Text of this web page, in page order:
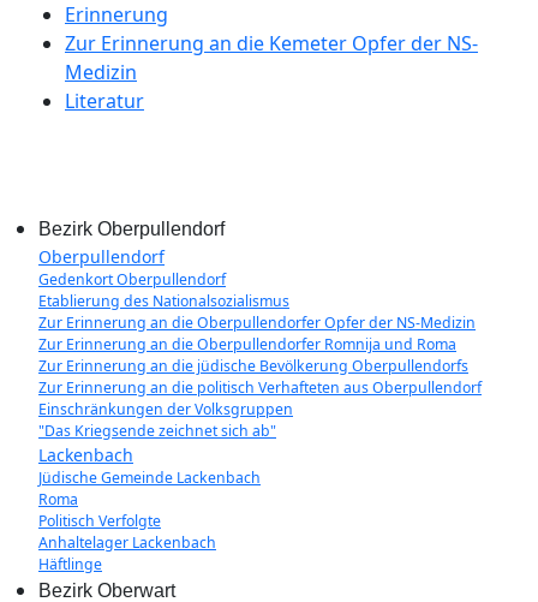
Erinnerung
Zur Erinnerung an die Kemeter Opfer der NS-
Medizin
Literatur
Bezirk Oberpullendorf
Oberpullendorf
Gedenkort Oberpullendorf
Etablierung des Nationalsozialismus
Zur Erinnerung an die Oberpullendorfer Opfer der NS-Medizin
Zur Erinnerung an die Oberpullendorfer Romnija und Roma
Zur Erinnerung an die jüdische Bevölkerung Oberpullendorfs
Zur Erinnerung an die politisch Verhafteten aus Oberpullendorf
Einschränkungen der Volksgruppen
"Das Kriegsende zeichnet sich ab"
Lackenbach
Jüdische Gemeinde Lackenbach
Roma
Politisch Verfolgte
Anhaltelager Lackenbach
Häftlinge
Bezirk Oberwart